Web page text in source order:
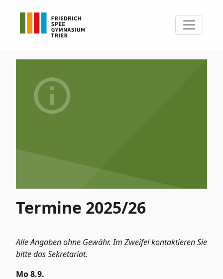
Termine 2025/26
Alle Angaben ohne Gewähr. Im Zweifel kontaktieren Sie
bitte das Sekretariat.
Mo 8.9.